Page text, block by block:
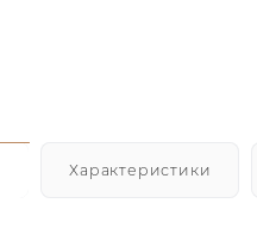
Характеристики